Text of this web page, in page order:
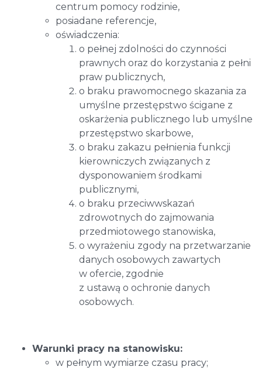
centrum pomocy rodzinie,
posiadane referencje,
oświadczenia:
o pełnej zdolności do czynności
prawnych oraz do korzystania z pełni
praw publicznych,
o braku prawomocnego skazania za
umyślne przestępstwo ścigane z
oskarżenia publicznego lub umyślne
przestępstwo skarbowe,
o braku zakazu pełnienia funkcji
kierowniczych związanych z
dysponowaniem środkami
publicznymi,
o braku przeciwwskazań
zdrowotnych do zajmowania
przedmiotowego stanowiska,
o wyrażeniu zgody na przetwarzanie
danych osobowych zawartych
w ofercie, zgodnie
z ustawą o ochronie danych
osobowych.
Warunki pracy na stanowisku:
w pełnym wymiarze czasu pracy;